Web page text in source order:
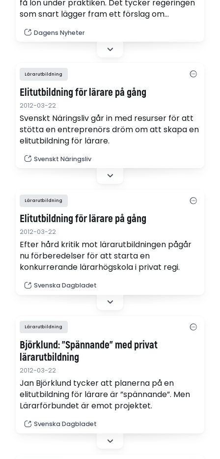
få lön under praktiken. Det tycker regeringen
som snart lägger fram ett förslag om
Dagens Nyheter
Lärarutbildning
Elitutbildning för lärare på gång
2012-03-22
Svenskt Näringsliv går in med resurser för att
stötta en entreprenörs dröm om att skapa en
elitutbildning för lärare.
Svenskt Näringsliv
Lärarutbildning
Elitutbildning för lärare på gång
2012-03-22
Efter hård kritik mot lärarutbildningen pågår
nu förberedelser för att starta en
konkurrerande lärarhögskola i privat regi.
Svenska Dagbladet
Lärarutbildning
Björklund: ”Spännande” med privat
lärarutbildning
2012-03-22
Jan Björklund tycker att planerna på en
elitutbildning för lärare är ”spännande”. Men
Lärarförbundet är emot projektet.
Svenska Dagbladet